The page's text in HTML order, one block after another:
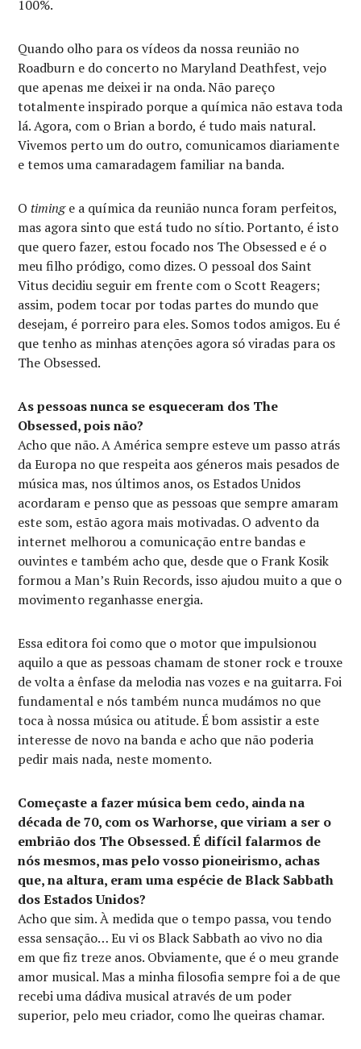
100%.
Quando olho para os vídeos da nossa reunião no
Roadburn e do concerto no Maryland Deathfest, vejo
que apenas me deixei ir na onda. Não pareço
totalmente inspirado porque a química não estava toda
lá. Agora, com o Brian a bordo, é tudo mais natural.
Vivemos perto um do outro, comunicamos diariamente
e temos uma camaradagem familiar na banda.
Otiminge a química da reunião nunca foram perfeitos,
mas agora sinto que está tudo no sítio. Portanto, é isto
que quero fazer, estou focado nos The Obsessed e é o
meu filho pródigo, como dizes. O pessoal dos Saint
Vitus decidiu seguir em frente com o Scott Reagers;
assim, podem tocar por todas partes do mundo que
desejam, é porreiro para eles. Somos todos amigos. Eu é
que tenho as minhas atenções agora só viradas para os
The Obsessed.
As pessoas nunca se esqueceram dos The
Obsessed, pois não?
Acho que não. A América sempre esteve um passo atrás
da Europa no que respeita aos géneros mais pesados de
música mas, nos últimos anos, os Estados Unidos
acordaram e penso que as pessoas que sempre amaram
este som, estão agora mais motivadas. O advento da
internet melhorou a comunicação entre bandas e
ouvintes e também acho que, desde que o Frank Kosik
formou a Man’s Ruin Records, isso ajudou muito a que o
movimento reganhasse energia.
Essa editora foi como que o motor que impulsionou
aquilo a que as pessoas chamam de stoner rock e trouxe
de volta a ênfase da melodia nas vozes e na guitarra. Foi
fundamental e nós também nunca mudámos no que
toca à nossa música ou atitude. É bom assistir a este
interesse de novo na banda e acho que não poderia
pedir mais nada, neste momento.
Começaste a fazer música bem cedo, ainda na
década de 70, com os Warhorse, que viriam a ser o
embrião dos The Obsessed. É difícil falarmos de
nós mesmos, mas pelo vosso pioneirismo, achas
que, na altura, eram uma espécie de Black Sabbath
dos Estados Unidos?
Acho que sim. À medida que o tempo passa, vou tendo
essa sensação… Eu vi os Black Sabbath ao vivo no dia
em que fiz treze anos. Obviamente, que é o meu grande
amor musical. Mas a minha filosofia sempre foi a de que
recebi uma dádiva musical através de um poder
superior, pelo meu criador, como lhe queiras chamar.